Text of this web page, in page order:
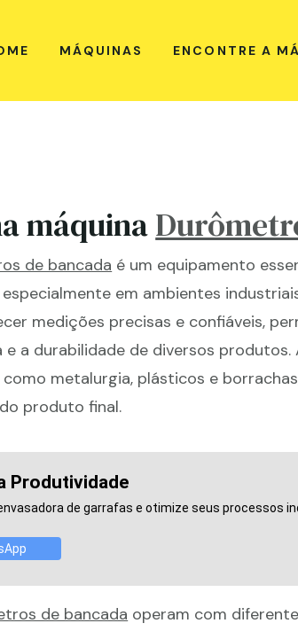
MÁQUINAS ENCONTRE A
máquina
de bancada é um equipamento
em ambientes
medições precisas e confiáveis,
e a durabilidade de diversos produtos.
metalurgia, plásticos e
produto final.
Produtividade
de garrafas e otimize seus processos
de bancada operam com